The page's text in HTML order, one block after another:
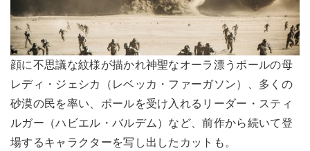
顔に不思議な紋様が描かれ神聖なオーラ漂うポールの母
レディ・ジェシカ（レベッカ・ファーガソン）、多くの
砂漠の民を率い、ポールを受け入れるリーダー・スティ
ルガー（ハビエル・バルデム）など、前作から続いて登
場するキャラクターを写し出したカットも。